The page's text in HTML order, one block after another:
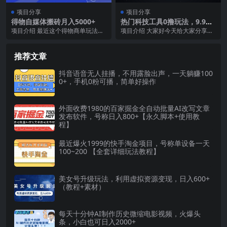
项目分享
得物自媒体搬砖月入5000+
项目介绍 最近这个得物商单玩法有
项目分享
热门科技工具0撸玩法，9.9客
单价单日轻松破k，小白轻松
项目介绍 大家好今天给大家分享的
推荐文章
抖音语音无人挂播，不用露脸出声，一天躺赚100
0+，手机0粉可播，简单好操作
外面收费1980的百家掘金全自动批量AI改写文章
发布软件，号称日入800+【永久脚本+使用教
程】
最近爆火1999的快手淘金项目，号称单设备一天
100~200 【全套详细玩法教程】
美女号升级玩法，利用虚拟资源变现，日入600+
（教程+素材）
每天十分钟AI制作历史微缩电影视频，火爆头
条，小白也可日入2000+